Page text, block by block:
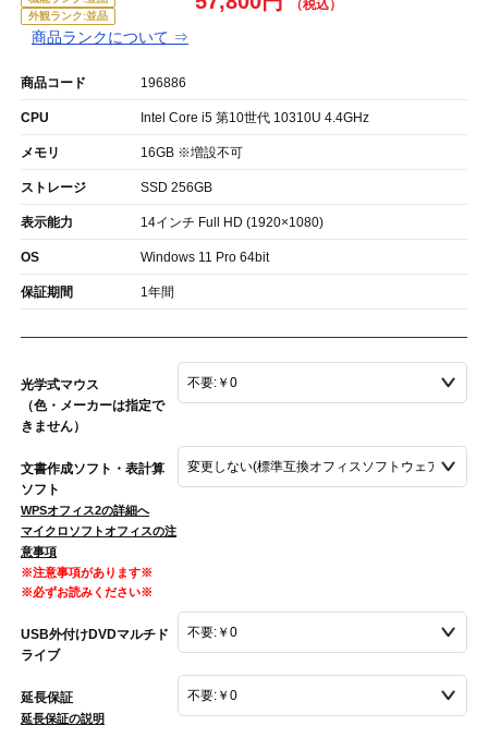
外観ランク:並品
商品ランクについて ⇒
商品コード 196886
CPU Intel Core i5 第10世代 10310U 4.4GHz
メモリ 16GB ※増設不可
ストレージ SSD 256GB
表示能力 14インチ Full HD (1920×1080)
OS Windows 11 Pro 64bit
保証期間 1年間
光学式マウス
（色・メーカーは指定で
きません）
文書作成ソフト・表計算
ソフト
WPSオフィス2の詳細へ
マイクロソフトオフィスの注
意事項
※注意事項があります※
※必ずお読みください※
USB外付けDVDマルチド
ライブ
延長保証
延長保証の説明